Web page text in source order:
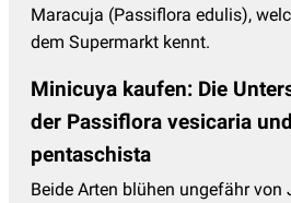
Maracuja (Passiflora edulis),
dem Supermarkt kennt.
Minicuya kaufen: Die
der Passiflora vesicaria
pentaschista
Beide Arten blühen ungefähr von